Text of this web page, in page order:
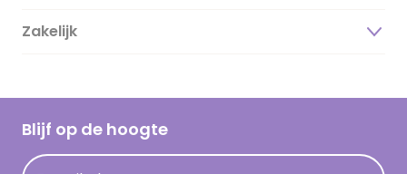
Duurzaamheid
Hallmark Kaartclub
Acties
Magazine
Cadeau inspiratie
Kaartinspiratie
Zakelijk
Blijf op de hoogte